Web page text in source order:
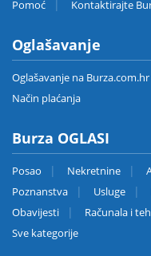
Pomoć Kontaktirajte
Oglašavanje
Oglašavanje na Burza.com.hr
Način plaćanja
Burza OGLASI
Posao Nekretnine
Poznanstva
Usluge
Obavijesti
Računala i
Sve kategorije